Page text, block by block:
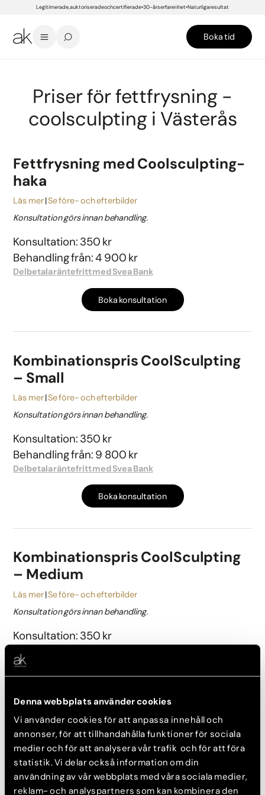
Denna webbplats använder cookies
Vi använder cookies för att anpassa innehåll och
annonser, för att tillhandahålla funktioner för sociala
medier och för att analysera vår trafik och för att föra
statistik. Vi delar också information om din
användning av vår webbplats med våra sociala medier,
reklam- och analyspartners som kan kombinera den
Legitimerade, auktoriserade och certifierade 30-års erfarenhet Naturliga resultat
Boka tid
Priser för fettfrysning -
coolsculpting i Västerås
Fettfrysning med Coolsculpting-
haka
Läs mer Se före- och efterbilder
Konsultation görs innan behandling.
Konsultation: 350 kr
Behandling från: 4 900 kr
Delbetala räntefritt med Svea Bank
Boka konsultation
Kombinationspris CoolSculpting
– Small
Läs mer Se före- och efterbilder
Konsultation görs innan behandling.
Konsultation: 350 kr
Behandling från: 9 800 kr
Delbetala räntefritt med Svea Bank
Boka konsultation
Kombinationspris CoolSculpting
– Medium
Läs mer Se före- och efterbilder
Konsultation görs innan behandling.
Konsultation: 350 kr
Behandling från: 17 450 kr
Delbetala räntefritt med Svea Bank
Kombinationspris CoolSculpting
– Large
Läs mer
Se före- och efterbilder